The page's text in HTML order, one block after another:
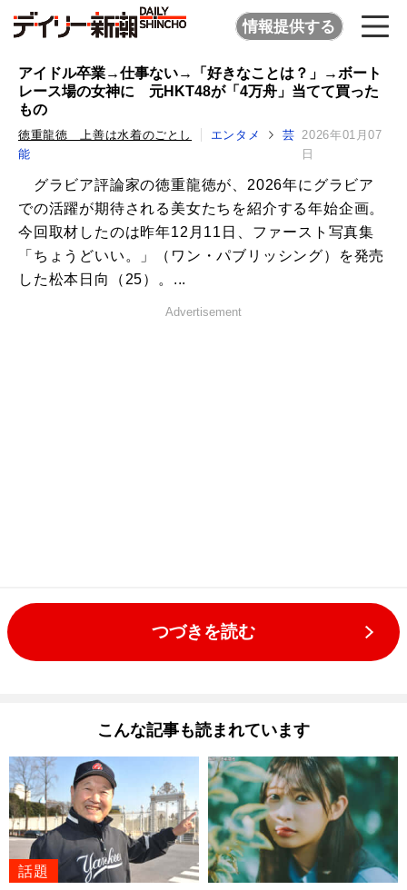
情報提供する
アイドル卒業→仕事ない→「好きなことは？」→ボート
レース場の女神に 元HKT48が「4万舟」当てて買った
もの
徳重龍徳 上善は水着のごとし エンタメ
芸
能
2026年01月07
日
グラビア評論家の徳重龍徳が、2026年にグラビア
での活躍が期待される美女たちを紹介する年始企画。
今回取材したのは昨年12月11日、ファースト写真集
「ちょうどいい。」（ワン・パブリッシング）を発売
した松本日向（25）。...
Advertisement
つづきを読む
こんな記事も読まれています
話題